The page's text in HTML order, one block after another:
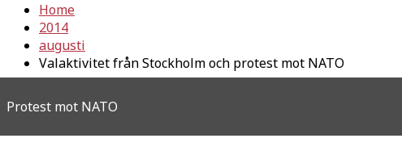
Home
2014
augusti
Valaktivitet från Stockholm och protest mot NATO
Protest mot NATO